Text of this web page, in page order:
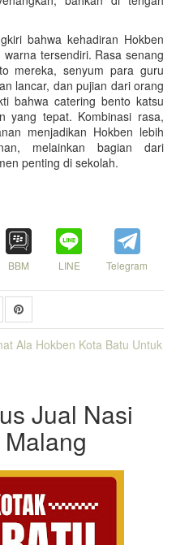
bahwa kehadiran Hokben
tersendiri. Rasa senang
mereka, senyum para guru
lancar, dan pujian dari orang
bahwa catering bento katsu
yang tepat. Kombinasi rasa,
menjadikan Hokben lebih
melainkan bagian dari
penting di sekolah.
BBM LINE Telegram
Ala Hokben Kota Batu Untuk
Jual Nasi